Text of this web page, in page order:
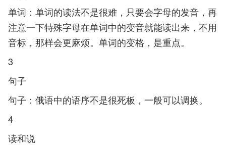
单词：单词的读法不是很难，只要会字母的发音，再
注意一下特殊字母在单词中的变音就能读出来，不用
音标，那样会更麻烦。单词的变格，是重点。
3
句子
句子：俄语中的语序不是很死板，一般可以调换。
4
读和说